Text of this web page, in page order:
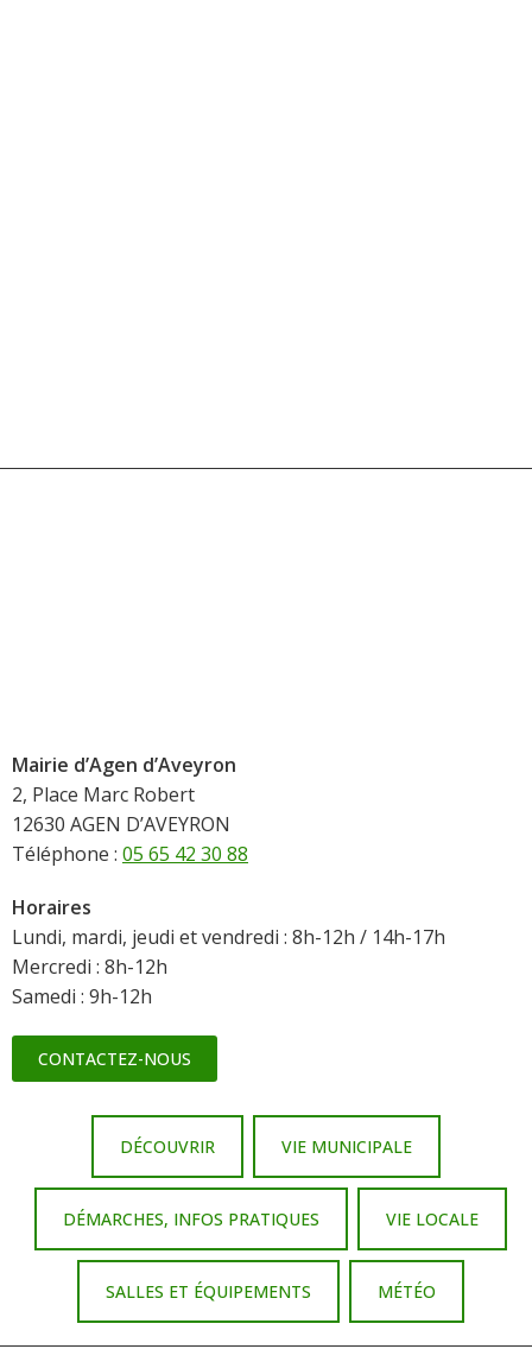
Mairie d’Agen d’Aveyron
2, Place Marc Robert
12630 AGEN D’AVEYRON
Téléphone : 05 65 42 30 88
Horaires
Lundi, mardi, jeudi et vendredi : 8h-12h / 14h-17h
Mercredi : 8h-12h
Samedi : 9h-12h
CONTACTEZ-NOUS
DÉCOUVRIR VIE MUNICIPALE
DÉMARCHES, INFOS PRATIQUES VIE LOCALE
SALLES ET ÉQUIPEMENTS MÉTÉO